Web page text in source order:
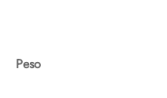
Peso